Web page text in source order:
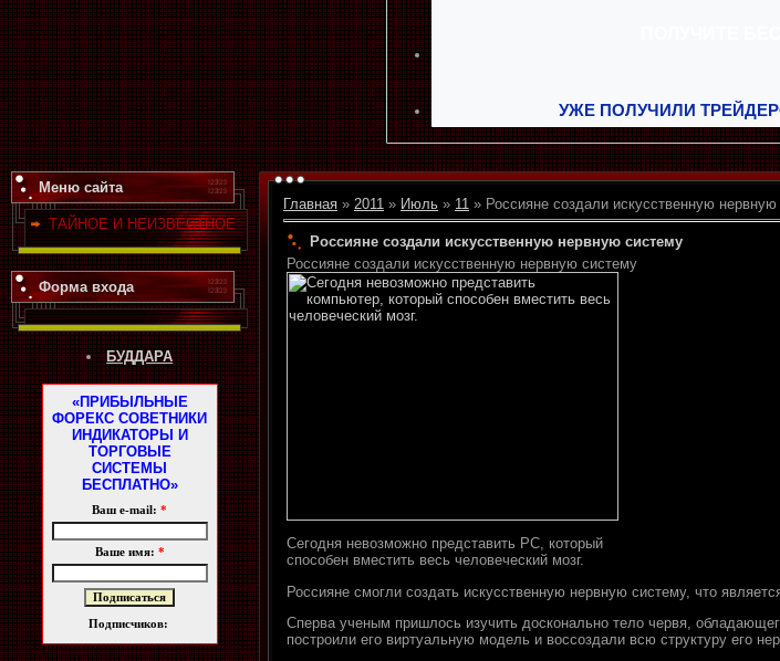
УЖЕ ПОЛУЧИЛИ
Меню сайта
ТАЙНОЕ И НЕИЗВЕСТНОЕ
Форма входа
БУДДАРА
«ПРИБЫЛЬНЫЕ
ФОРЕКС СОВЕТНИКИ
ИНДИКАТОРЫ И
ТОРГОВЫЕ
СИСТЕМЫ
БЕСПЛАТНО»
Ваш e-mail: *
Ваше имя: *
Подписчиков:
Главная » 2011 » Июль » 11 » Россияне создали искусственную
Россияне создали искусственную нервную систему
Россияне создали искусственную нервную систему
Сегодня невозможно представить PC, который
способен вместить весь человеческий мозг.
Россияне смогли создать искусственную нервную систему, что
Сперва ученым пришлось изучить досконально тело червя,
построили его виртуальную модель и воссоздали всю структуру его